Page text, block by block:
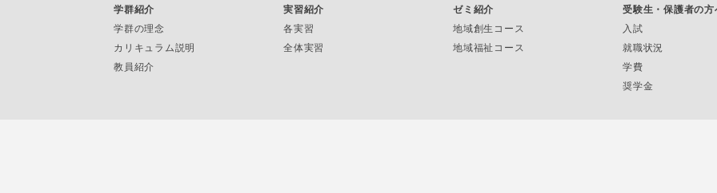
学群紹介
学群の理念
カリキュラム説明
教員紹介
実習紹介
各実習
全体実習
ゼミ紹介
地域創生コース
地域福祉コース
受験生・保護者の方
入試
就職状況
学費
奨学金